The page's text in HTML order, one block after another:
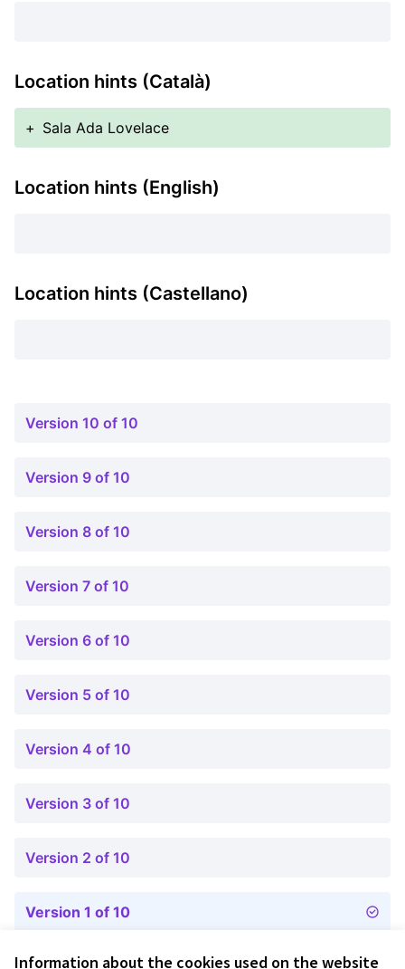
Information about the cookies used on the website
Location hints (Català)
+ Sala Ada Lovelace
Location hints (English)
Location hints (Castellano)
Version 10 of 10
Version 9 of 10
Version 8 of 10
Version 7 of 10
Version 6 of 10
Version 5 of 10
Version 4 of 10
Version 3 of 10
Version 2 of 10
Version 1 of 10